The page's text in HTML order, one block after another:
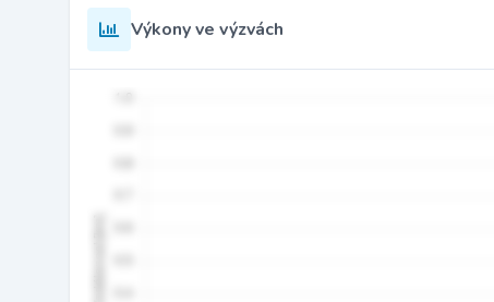
Výkony ve výzvách